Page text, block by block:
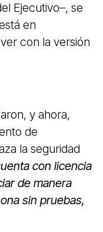
Ejecutivo–, se
en
con la versión
y ahora,
de
la seguridad
con licencia
de manera
sin pruebas,